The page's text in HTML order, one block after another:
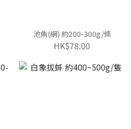
池魚(網) 約200-300g/條
HK$78.00